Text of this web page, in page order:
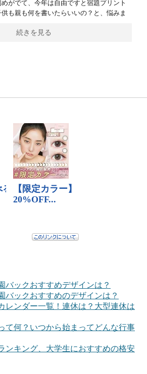
がでて、今年は自由ですと宿題プリント
も親も何を書いたらいいの？と、悩みま
続きを見る
バックおすすめデザインは？
バックおすすめのデザインは？
レンダー一覧！連休は？大型連休は
て何？いつから始まってどんな行事
ンキング、大学生におすすめの格安